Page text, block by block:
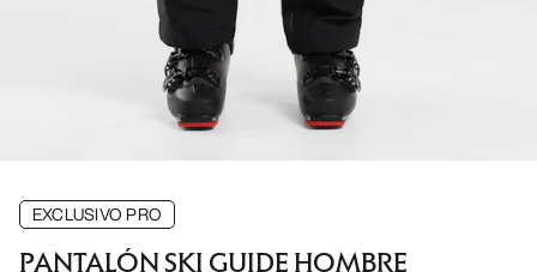
EXCLUSIVO PRO
PANTALÓN SKI GUIDE HOMBRE